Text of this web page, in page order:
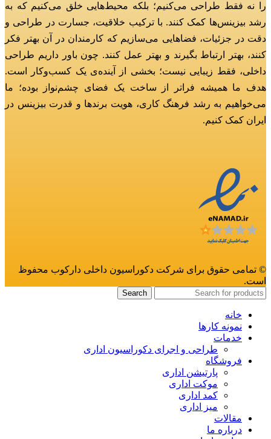
را نه فقط طراحی می‌کنیم؛ بلکه محیط‌هایی خلق می‌کنیم که به
رشد بیزینس‌ها کمک کنند. با ترکیب خلاقیت، جسارت در طراحی و
دقت در جزئیات، فضاهایی می‌سازیم که کارمندان در آن بهتر فکر
کنند، بهتر ارتباط بگیرند و بهتر عمل کنند. چون باور داریم طراحی
داخلی، فقط زیبایی نیست؛ بخشی از آینده‌ی یک کسب‌وکار است.
هدف ما همیشه فراتر از ساخت یک فضای چشم‌نواز بوده؛ ما
می‌خواهیم به رشد فرهنگ کاری، هویت برندها و قدرت بیزینس در
ایران کمک کنیم.
© تمامی حقوق برای شرکت دکوراسیون داخلی دارکوب محفوظ
است.
Search
خانه
نمونه کارها
خدمات
طراحی و اجرای دکوراسیون اداری
فروشگاه
پارتیشن اداری
موکت اداری
کمد اداری
میز اداری
مقالات
درباره ما